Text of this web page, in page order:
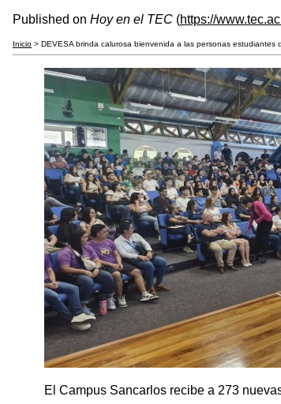
Published on Hoy en el TEC (https://
Inicio > DEVESA brinda calurosa bienvenida a las personas estudiantes
El Campus Sancarlos recibe a 273